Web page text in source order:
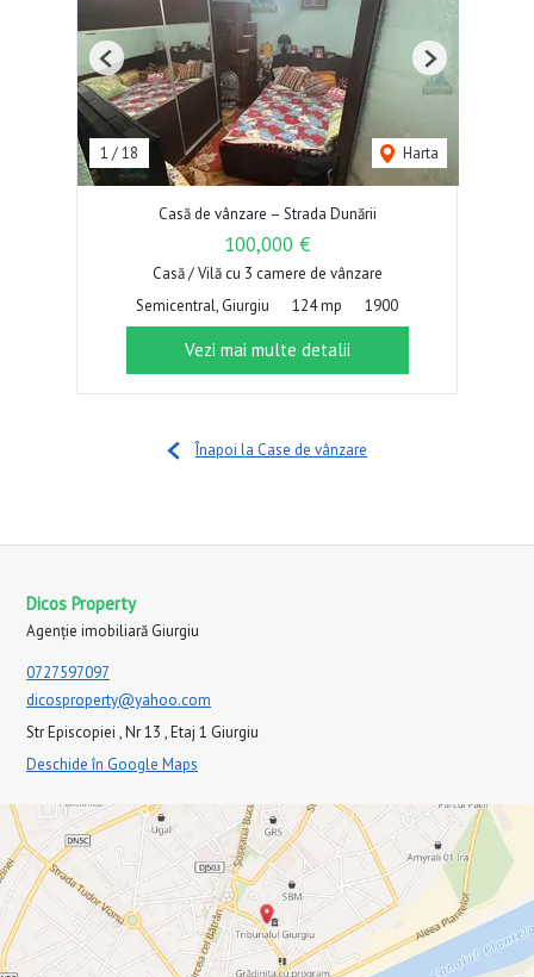
1 /18 Harta
Previous Next
Casă de vânzare – Strada Dunării
100,000 €
Casă / Vilă cu 3 camere de vânzare
Semicentral, Giurgiu
124 mp 1900
Vezi mai multe detalii
Înapoi la Case de vânzare
Dicos Property
Agenție imobiliară Giurgiu
0727597097
dicosproperty@yahoo.com
Str Episcopiei , Nr 13 , Etaj 1 Giurgiu
Deschide în Google Maps